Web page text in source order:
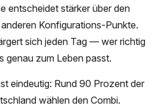
entscheidet stärker über den
Konfigurations-Punkte.
sich jeden Tag — wer richtig
genau zum Leben passt.
eindeutig: Rund 90 Prozent der
wählen den Combi.